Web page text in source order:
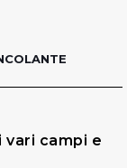
vari campi e